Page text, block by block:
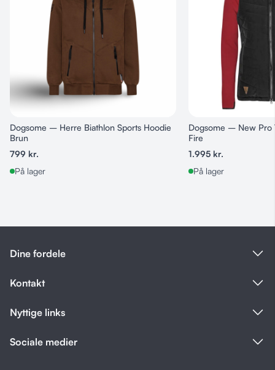
Dogsome – Herre Biathlon Sports Hoodie
Brun
799 kr.
På lager
Dogsome – New Pro
Fire
1.995kr.
På lager
Dine fordele
Kontakt
Nyttige links
Sociale medier